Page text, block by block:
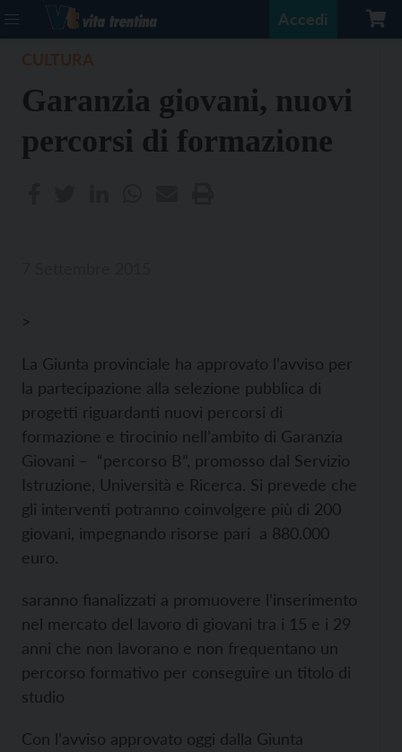
Accedi
Garanzia giovani, nuovi
percorsi di formazione
>
La Giunta provinciale ha approvato l’avviso per
la partecipazione alla selezione pubblica di
progetti riguardanti nuovi percorsi di
formazione e tirocinio nell’ambito di Garanzia
Giovani – “percorso B”, promosso dal Servizio
Istruzione, Università e Ricerca. Si prevede che
gli interventi potranno coinvolgere più di 200
giovani, impegnando risorse pari a 880.000
euro.
saranno fianalizzati a promuovere l’inserimento
nel mercato del lavoro di giovani tra i 15 e i 29
anni che non lavorano e non frequentano un
percorso formativo per conseguire un titolo di
studio
Con l’avviso approvato oggi dalla Giunta